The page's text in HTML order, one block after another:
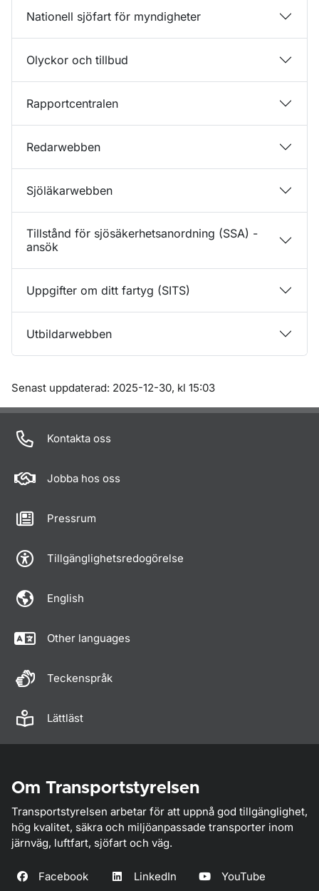
Nationell sjöfart för myndigheter
Olyckor och tillbud
Rapportcentralen
Redarwebben
Sjöläkarwebben
Tillstånd för sjösäkerhetsanordning (SSA) -
ansök
Uppgifter om ditt fartyg (SITS)
Utbildarwebben
Om sidan
Senast uppdaterad: 2025-12-30, kl 15:03
Kontakta oss
Jobba hos oss
Pressrum
Tillgänglighetsredogörelse
English
Other languages
Teckenspråk
Lättläst
Om Transportstyrelsen
Transportstyrelsen arbetar för att uppnå god tillgänglighet,
hög kvalitet, säkra och miljöanpassade transporter inom
järnväg, luftfart, sjöfart och väg.
Facebook LinkedIn YouTube